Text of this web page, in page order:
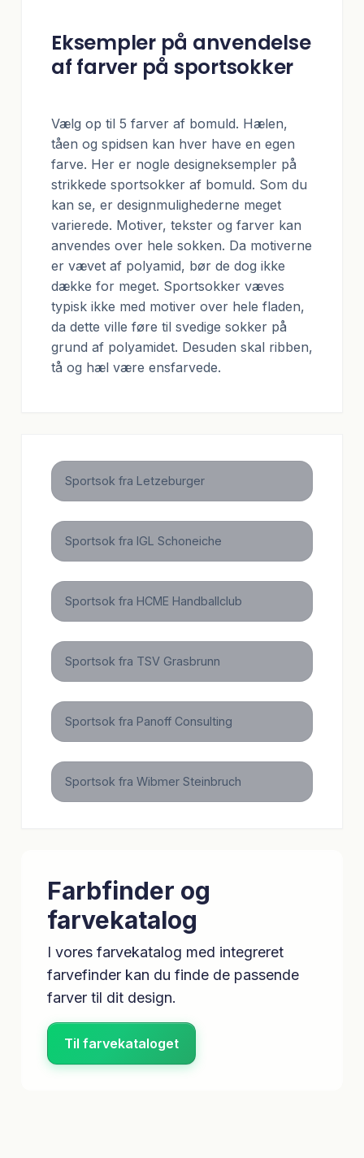
Eksempler på anvendelse
af farver på sportsokker
Vælg op til 5 farver af bomuld. Hælen,
tåen og spidsen kan hver have en egen
farve. Her er nogle designeksempler på
strikkede sportsokker af bomuld. Som du
kan se, er designmulighederne meget
varierede. Motiver, tekster og farver kan
anvendes over hele sokken. Da motiverne
er vævet af polyamid, bør de dog ikke
dække for meget. Sportsokker væves
typisk ikke med motiver over hele fladen,
da dette ville føre til svedige sokker på
grund af polyamidet. Desuden skal ribben,
tå og hæl være ensfarvede.
Sportsok fra Letzeburger
Sportsok fra IGL Schoneiche
Sportsok fra HCME Handballclub
Sportsok fra TSV Grasbrunn
Sportsok fra Panoff Consulting
Sportsok fra Wibmer Steinbruch
Farbfinder og
farvekatalog
I vores farvekatalog med integreret
farvefinder kan du finde de passende
farver til dit design.
Til farvekataloget